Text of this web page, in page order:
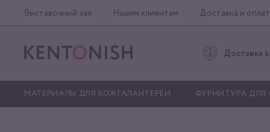
Выставочный зал Нашим клиентам Доставка и
Доставка
МАТЕРИАЛЫ ДЛЯ КОЖГАЛАНТЕРЕИ ФУРНИТУРА ДЛЯ